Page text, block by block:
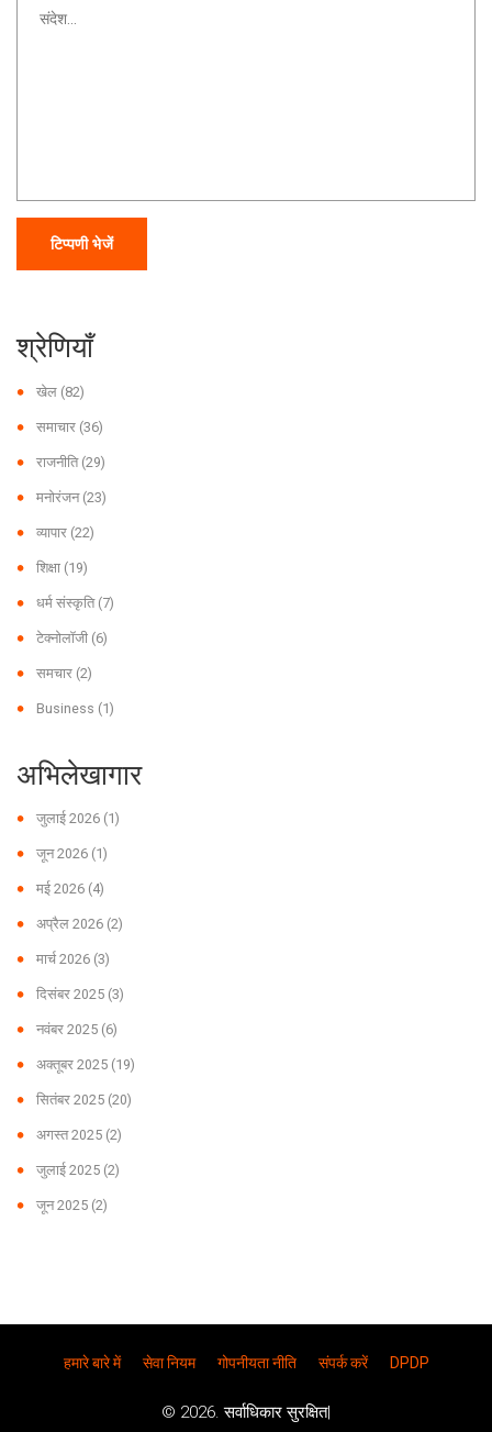
टिप्पणी भेजें
श्रेणियाँ
खेल (82)
समाचार (36)
राजनीति (29)
मनोरंजन (23)
व्यापार (22)
शिक्षा (19)
धर्म संस्कृति (7)
टेक्नोलॉजी (6)
समचार (2)
Business (1)
अभिलेखागार
जुलाई 2026 (1)
जून 2026 (1)
मई 2026 (4)
अप्रैल 2026 (2)
मार्च 2026 (3)
दिसंबर 2025 (3)
नवंबर 2025 (6)
अक्तूबर 2025 (19)
सितंबर 2025 (20)
अगस्त 2025 (2)
जुलाई 2025 (2)
जून 2025 (2)
हमारे बारे में सेवा नियम गोपनीयता नीति संपर्क करें DPDP
© 2026. सर्वाधिकार सुरक्षित|